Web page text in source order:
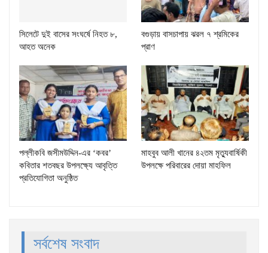
সিলেটে দুই বাসের সংঘর্ষে নিহত ৮,
আহত অনেক
বগুড়ায় বাসচাপায় ঝরল ৭ শ্রমিকের
প্রাণ
পল্লীকবি জসীমউদ্দিন-এর ‘কবর’
কবিতার শতবছর উপলক্ষ্যে আবৃত্তি
প্রতিযোগিতা অনুষ্ঠিত
মাহবুব আলী খানের ৪২তম মৃত্যুবার্ষিকী
উপলক্ষে পরিবারের দোয়া মাহফিল
সর্বশেষ সংবাদ